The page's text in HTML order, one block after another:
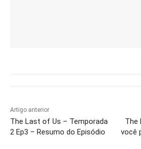
Artigo anterior
The Last of Us – Temporada
2 Ep3 – Resumo do Episódio
The
você